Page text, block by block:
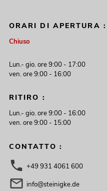
ORARI DI APERTURA :
Chiuso
Lun.- gio. ore 9:00 - 17:00
ven. ore 9:00 - 16:00
RITIRO :
Lun.- gio. ore 9:00 - 16:00
ven. ore 9:00 - 15:00
CONTATTO :
+49 931 4061 600
info@steinigke.de